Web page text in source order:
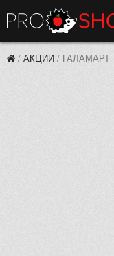
/ АКЦИИ / ГАЛАМАРТ